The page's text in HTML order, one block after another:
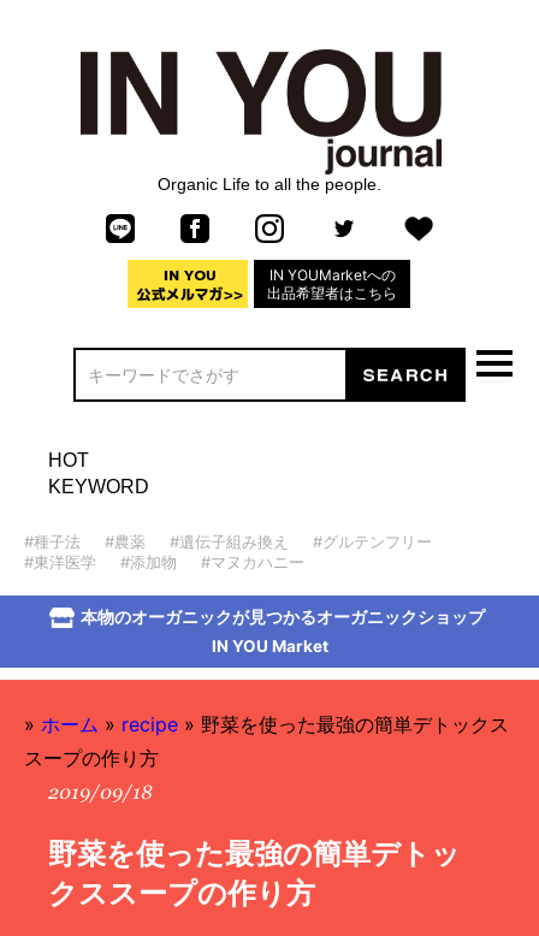
Organic Life to all the people.
IN YOUMarketへの
出品希望者はこちら
HOT
KEYWORD
#種子法 #農薬 #遺伝子組み換え
#グルテンフリー
#東洋医学
#添加物 #マヌカハニー
本物のオーガニックが見つかるオーガニックショップ
IN YOU Market
» ホーム » recipe » 野菜を使った最強の簡単デトックス
スープの作り方
2019/09/18
野菜を使った最強の簡単デトッ
クススープの作り方